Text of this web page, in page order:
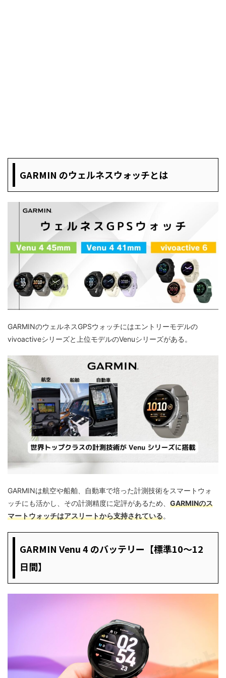
GARMIN のウェルネスウォッチとは
GARMINのウェルネスGPSウォッチにはエントリーモデルの
vivoactiveシリーズと上位モデルのVenuシリーズがある。
GARMINは航空や船舶、自動車で培った計測技術をスマートウォ
ッチにも活かし、その計測精度に定評があるため、 GARMINのス
マートウォッチはアスリートから支持されている。
GARMIN Venu 4 のバッテリー【標準10〜12
日間】